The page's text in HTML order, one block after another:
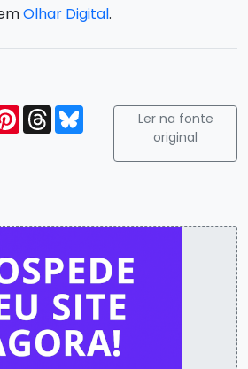
Olhar Digital.
Pinterest
ThreadsBlueskyLer na fonte
original